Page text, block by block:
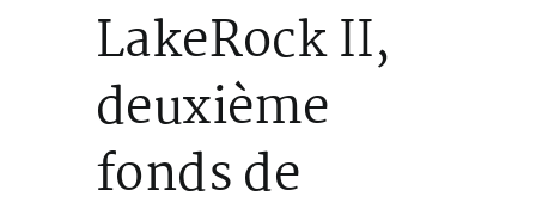
LakeRock II,
deuxième
fonds de